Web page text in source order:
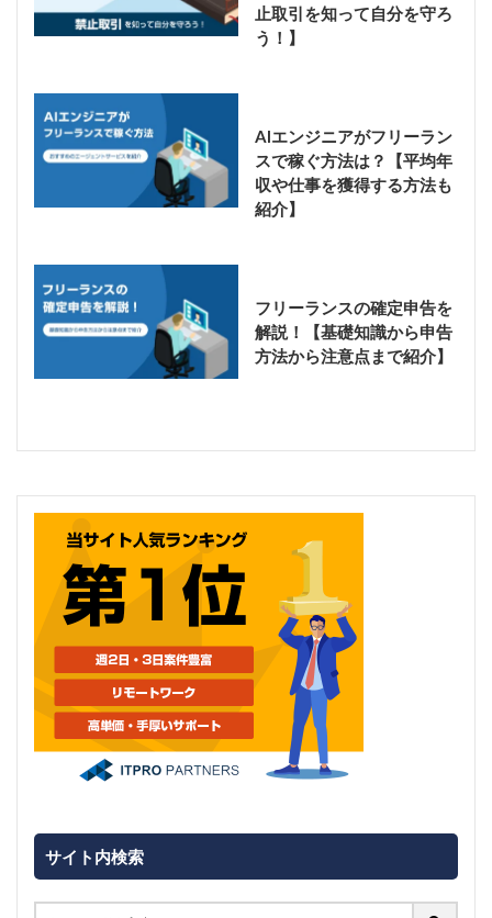
止取引を知って自分を守ろ
う！】
AIエンジニアがフリーラン
スで稼ぐ方法は？【平均年
収や仕事を獲得する方法も
紹介】
フリーランスの確定申告を
解説！【基礎知識から申告
方法から注意点まで紹介】
サイト内検索